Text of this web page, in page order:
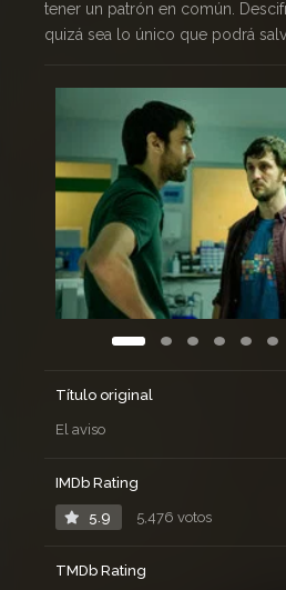
tener un patrón en común.
quizá sea lo único que podrá
Título original
El aviso
IMDb Rating
5.9 5,476 votos
TMDb Rating